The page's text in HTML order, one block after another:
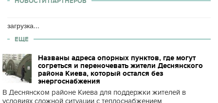
загрузка...
ЕЩЕ
Названы адреса опорных пунктов, где могут
согреться и переночевать жители Деснянского
района Киева, который остался без
энергоснабжения
В Деснянском районе Киева для поддержки жителей в
условиях сложной ситуации с теплоснабжением